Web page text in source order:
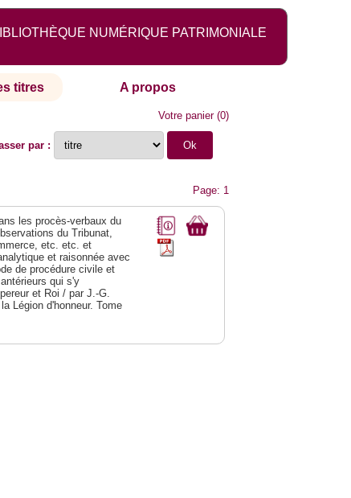
NUMÉRIQUE PATRIMONIALE
titres A propos
Votre panier(0)
par :
Page: 1
les procès-verbaux du
du Tribunat,
etc. etc. et
et raisonnée avec
de procédure civile et
qui s'y
et Roi / par J.-G.
Légion d'honneur. Tome